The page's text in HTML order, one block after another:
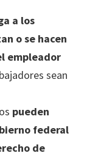
a los
o se hacen
empleador
sean
pueden
federal
de